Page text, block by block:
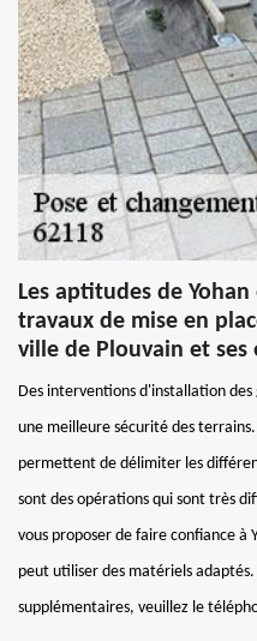
Les aptitudes de
travaux de mise en
ville de Plouvain et ses
Des interventions d'installation
une meilleure sécurité des
permettent de délimiter les
sont des opérations qui sont très
vous proposer de faire confiance à
peut utiliser des matériels
supplémentaires, veuillez le